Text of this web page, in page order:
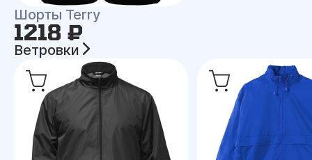
Шорты Terry
1218 ₽
Ветровки